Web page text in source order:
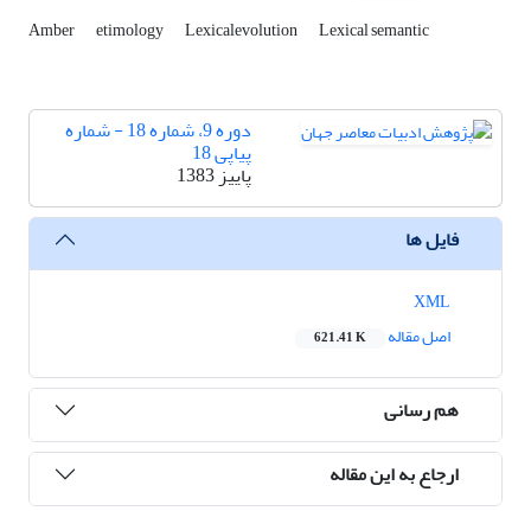
Amber etimology Lexicalevolution Lexical semantic
دوره 9، شماره 18 - شماره
پیاپی 18
پاییز 1383
فایل ها
اصل مقاله
621.41 K
هم رسانی
ارجاع به این مقاله